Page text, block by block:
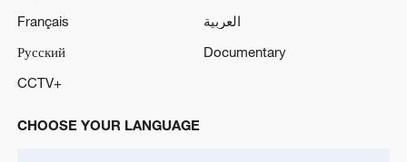
Français
العربية
Русский
Documentary
CCTV+
CHOOSE YOUR LANGUAGE